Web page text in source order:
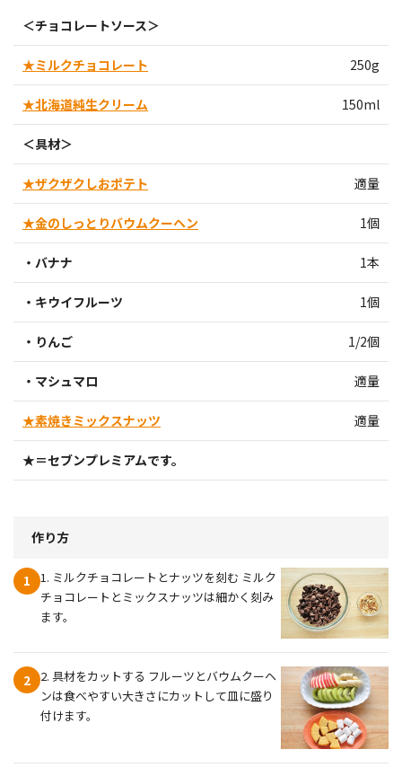
＜チョコレートソース＞
★ミルクチョコレート 250g
★北海道純生クリーム 150ml
＜具材＞
★ザクザクしおポテト 適量
★金のしっとりバウムクーヘン 1個
・バナナ 1本
・キウイフルーツ 1個
・りんご 1/2個
・マシュマロ 適量
★素焼きミックスナッツ 適量
★＝セブンプレミアムです。
作り方
1
1. ミルクチョコレートとナッツを刻む ミルク
チョコレートとミックスナッツは細かく刻み
ます。
2
2. 具材をカットする フルーツとバウムクーヘ
ンは食べやすい大きさにカットして皿に盛り
付けます。